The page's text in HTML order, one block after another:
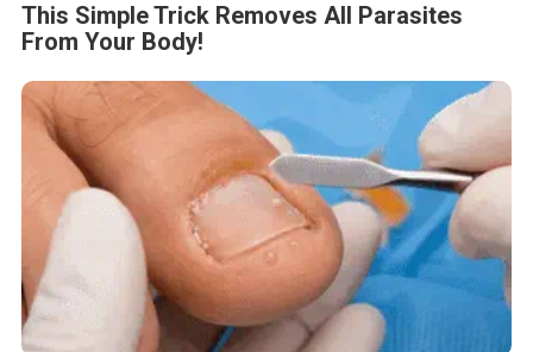
This Simple Trick Removes All Parasites
From Your Body!